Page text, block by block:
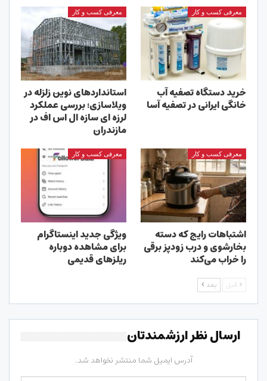
معرفی کسب و کار
خرید دستگاه تصفیه آب
خانگی ایرانی در تصفیه آسا
معرفی کسب و کار
استانداردهای نوین زلزله در
ویلاسازی؛ بررسی عملکرد
لرزه ای سازه ال اس اف در
مازندران
معرفی کسب و کار
اشتباهات رایج که دسته
بخارشوی و درب زودپز برقی
را خراب می‌کند
معرفی کسب و کار
ویژگی جدید اینستاگرام
برای مشاهده دوباره
ریلزهای قدیمی
قبل بعد
ارسال نظر ارزشمندتان
آدرس ایمیل شما منتشر نخواهد شد.